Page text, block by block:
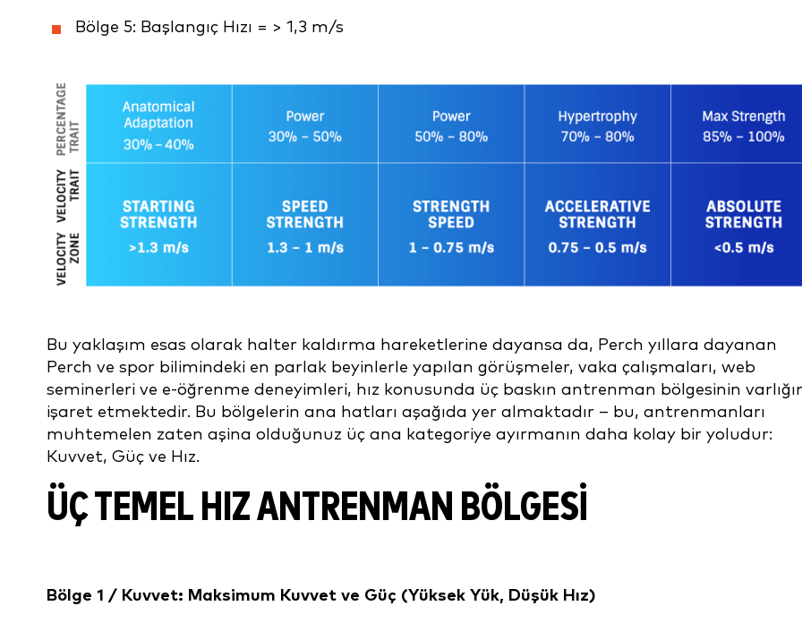
Bölge 5: Başlangıç Hızı = > 1,3 m/s
Bu yaklaşım esas olarak halter kaldırma hareketlerine dayansa da, Perch yıllara dayanan
Perch ve spor bilimindeki en parlak beyinlerle yapılan görüşmeler, vaka çalışmaları, web
seminerleri ve e-öğrenme deneyimleri, hız konusunda üç baskın antrenman bölgesinin
işaret etmektedir. Bu bölgelerin ana hatları aşağıda yer almaktadır – bu, antrenmanları
muhtemelen zaten aşina olduğunuz üç ana kategoriye ayırmanın daha kolay bir yoludur:
Kuvvet, Güç ve Hız.
ÜÇ TEMEL HIZ ANTRENMAN BÖLGESI
Bölge 1 / Kuvvet: Maksimum Kuvvet ve Güç (Yüksek Yük, Düşük Hız)